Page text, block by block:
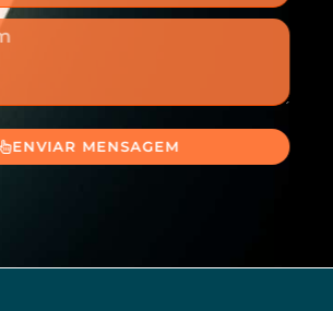
ENVIAR MENSAGEM